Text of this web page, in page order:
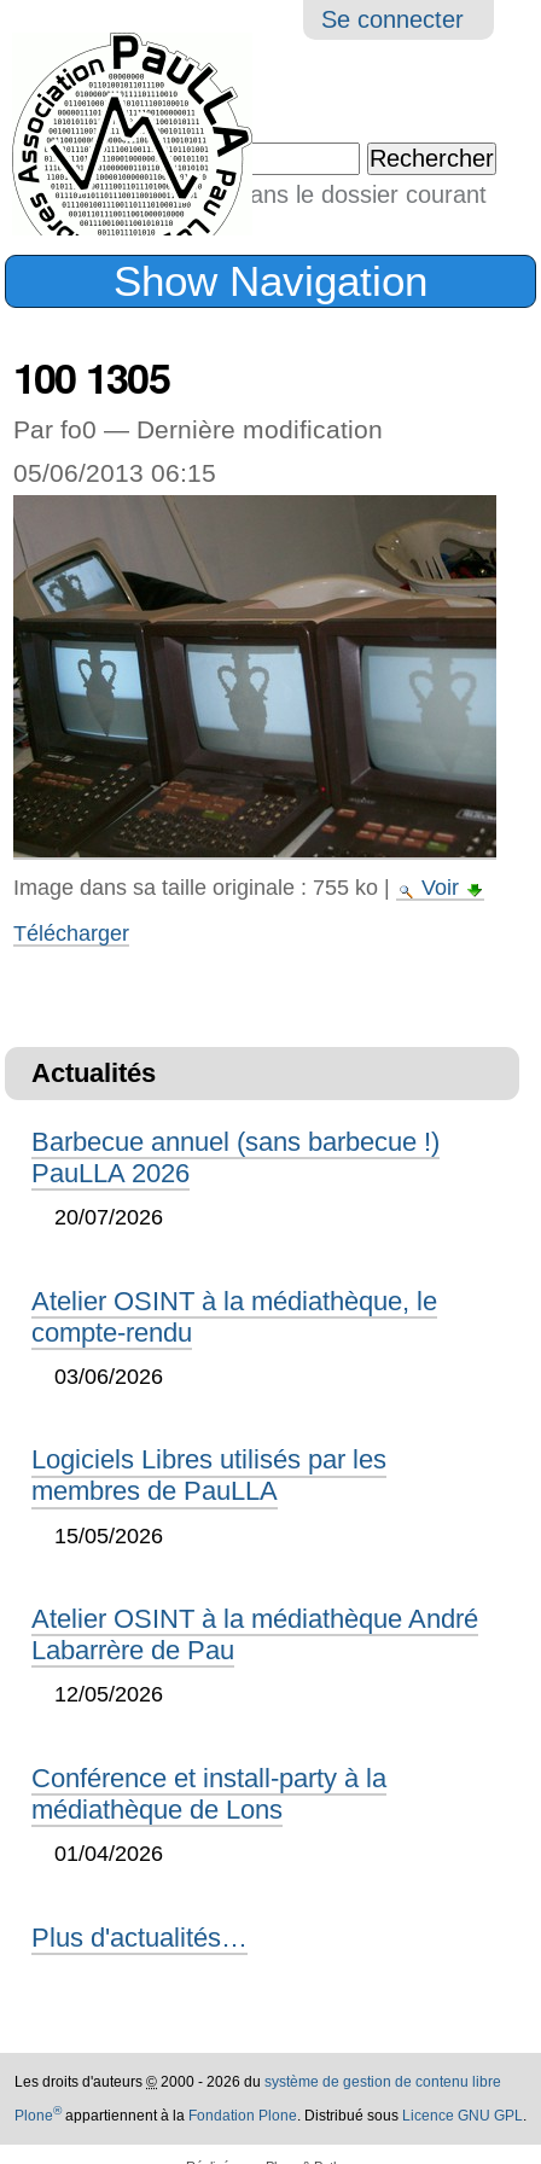
Outils
Se connecter
Chercher par
Seulement dans le dossier courant
Recherche
Show Navigation
100 1305
Par fo0 — Dernière modification
05/06/2013 06:15
Image dans sa taille originale : 755 ko|
Voir
Télécharger
Actualités
Barbecue annuel (sans barbecue !)
PauLLA 2026
20/07/2026
Atelier OSINT à la médiathèque, le
compte-rendu
03/06/2026
Logiciels Libres utilisés par les
membres de PauLLA
15/05/2026
Atelier OSINT à la médiathèque André
Labarrère de Pau
12/05/2026
Conférence et install-party à la
médiathèque de Lons
01/04/2026
Plus d'actualités…
Les droits d'auteurs © 2000 - 2026 du système de gestion de contenu libre
Plone®appartiennent à la Fondation Plone. Distribué sous Licence GNU GPL.